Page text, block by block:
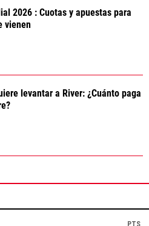
2026 : Cuotas y apuestas para
vienen
levantar a River: ¿Cuánto paga